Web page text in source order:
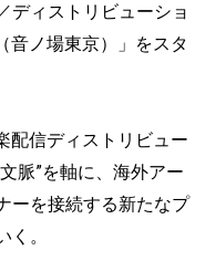
ディストリビューショ
音ノ場東京）」をスタ
配信ディストリビュー
脈”を軸に、海外アー
ーを接続する新たなプ
。